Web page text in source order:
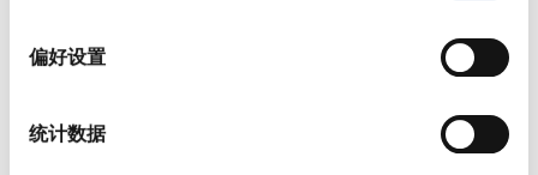
偏好设置
统计数据